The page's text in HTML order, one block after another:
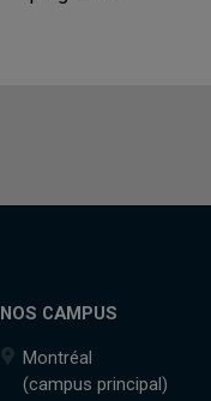
NOS CAMPUS
Montréal
(campus principal)